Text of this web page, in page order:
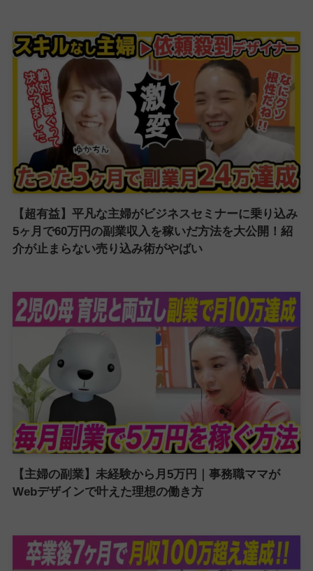
【超有益】平凡な主婦がビジネスセミナーに乗り込み
5ヶ月で60万円の副業収入を稼いだ方法を大公開！紹
介が止まらない売り込み術がやばい
【主婦の副業】未経験から月5万円｜事務職ママが
Webデザインで叶えた理想の働き方